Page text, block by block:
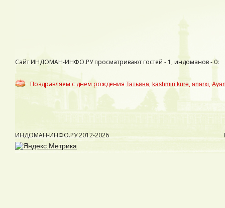
Сайт ИНДОМАН-ИНФО.РУ просматривают гостей - 1, индоманов - 0:
Поздравляем с днем рождения Татьяна, kashmiri kure, anarxi,
ИНДОМАН-ИНФО.РУ2012-2026